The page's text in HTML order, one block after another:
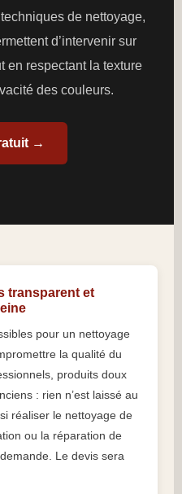
de nettoyage,
d’intervenir sur
en respectant la texture
des couleurs.
→
transparent et
pour un nettoyage
la qualité du
produits doux
: rien n’est laissé au
réaliser le nettoyage de
ou la réparation de
Le devis sera